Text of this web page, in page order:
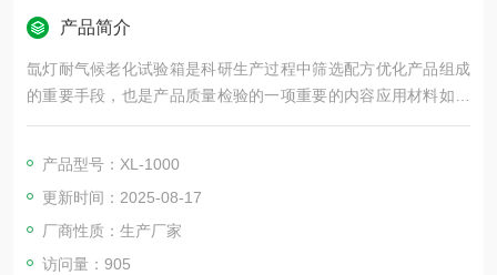
产品简介
氙灯耐气候老化试验箱是科研生产过程中筛选配方优化产品组成
的重要手段，也是产品质量检验的一项重要的内容应用材料如涂
料，塑料，铝塑板，以及汽车安全玻璃等产品标准均要求做耐候
产品型号：XL-1000
更新时间：2025-08-17
厂商性质：生产厂家
访问量：905